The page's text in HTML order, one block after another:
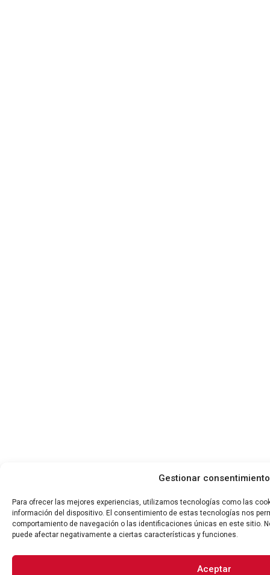
Gestionar consentimiento
Para ofrecer las mejores experiencias, utilizamos tecnologías como las
información del dispositivo. El consentimiento de estas tecnologías nos
comportamiento de navegación o las identificaciones únicas en este sitio.
puede afectar negativamente a ciertas características y funciones.
Aceptar